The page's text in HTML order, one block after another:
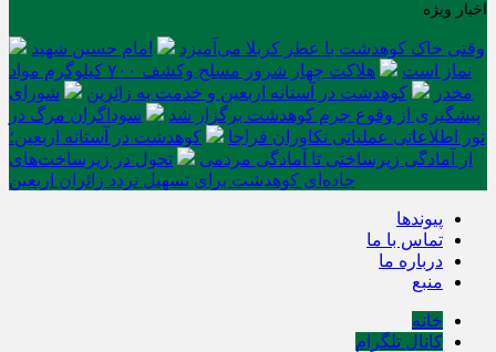
اخبار ویژه
وقتی خاک کوهدشت با عطر کربلا می‌آمیزد
امام حسین شهید
نماز است
هلاکت چهار شرور مسلح وکشف ۷۰۰ کیلوگرم مواد
مخدر
کوهدشت در آستانه اربعین و خدمت‌ به زائرین
شورای
پیشگیری از وقوع جرم کوهدشت برگزار شد
سوداگران مرگ در
تور اطلاعاتی عملیاتی تکاوران فراجا
کوهدشت در آستانه اربعین؛
از آمادگی زیرساختی تا آمادگی مردمی
تحول در زیرساخت‌های
جاده‌ای کوهدشت برای تسهیل تردد زائران اربعین
پیوندها
تماس با ما
درباره ما
منبع
خانه
کانال تلگرام